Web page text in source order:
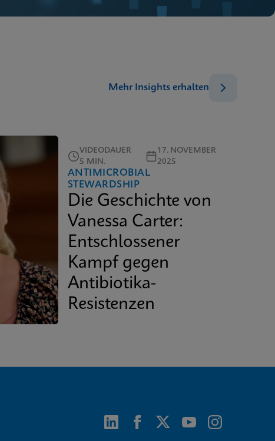
Mehr Insights erhalten
VIDEODAUER
5 MIN.
17. NOVEMBER
2025
ANTIMICROBIAL
STEWARDSHIP
Die Geschichte von
Vanessa Carter:
Entschlossener
Kampf gegen
Antibiotika-
Resistenzen